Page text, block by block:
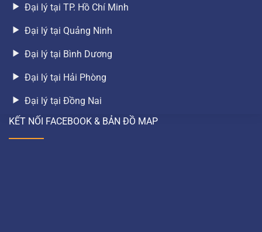
Đại lý tại TP. Hồ Chí Minh
Đại lý tại Quảng Ninh
Đại lý tại Bình Dương
Đại lý tại Hải Phòng
Đại lý tại Đồng Nai
KẾT NỐI FACEBOOK & BẢN ĐỒ MAP